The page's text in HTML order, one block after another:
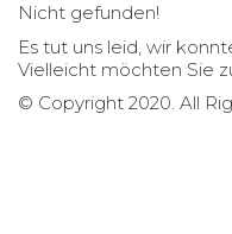
Nicht gefunden!
Es tut uns leid, wir
Vielleicht möchten Sie
© Copyright 2020. All